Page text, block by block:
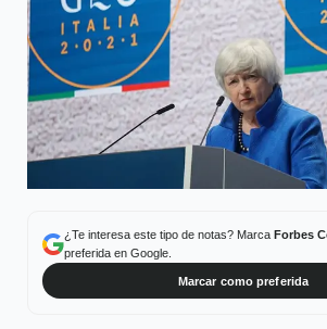
¿Te interesa este tipo de notas? Marca Forbes
preferida en Google.
Marcar como preferida